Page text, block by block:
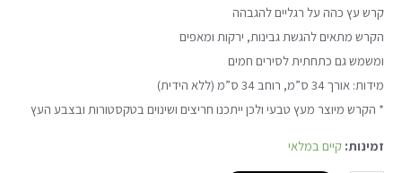
קרש עץ כהה על רגליים להגבהה
הקרש מתאים להגשת גבינות, ירקות ומאפים
ומשמש גם כתחתית לסירים חמים
מידות: אורך 34 ס”מ, רוחב 34 ס”מ (ללא הידית)
* הקרש מיוצר מעץ טבעי ולכן ייתכנו חריצים ושינוים בטקסטורות ובצבע העץ
זמינות: קיים במלאי